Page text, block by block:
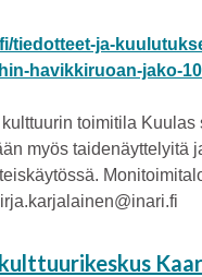
tiedotteet-ja-
havikkiruoan-jako-
toimitila
myös taidenäyttelyitä